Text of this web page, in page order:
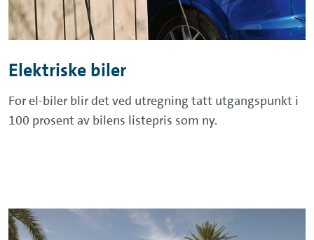
Elektriske biler
For el-biler blir det ved utregning tatt utgangspunkt i
100 prosent av bilens listepris som ny.